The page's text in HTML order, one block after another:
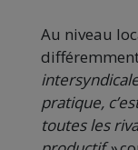
Au niveau
pratique,
toutes les